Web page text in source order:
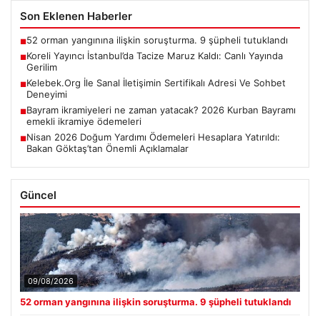
Son Eklenen Haberler
■52 orman yangınına ilişkin soruşturma. 9 şüpheli tutuklandı
■Koreli Yayıncı İstanbul’da Tacize Maruz Kaldı: Canlı Yayında
Gerilim
■Kelebek.Org İle Sanal İletişimin Sertifikalı Adresi Ve Sohbet
Deneyimi
■Bayram ikramiyeleri ne zaman yatacak? 2026 Kurban Bayramı
emekli ikramiye ödemeleri
■Nisan 2026 Doğum Yardımı Ödemeleri Hesaplara Yatırıldı:
Bakan Göktaş’tan Önemli Açıklamalar
Güncel
09/08/2026
52 orman yangınına ilişkin soruşturma. 9 şüpheli tutuklandı